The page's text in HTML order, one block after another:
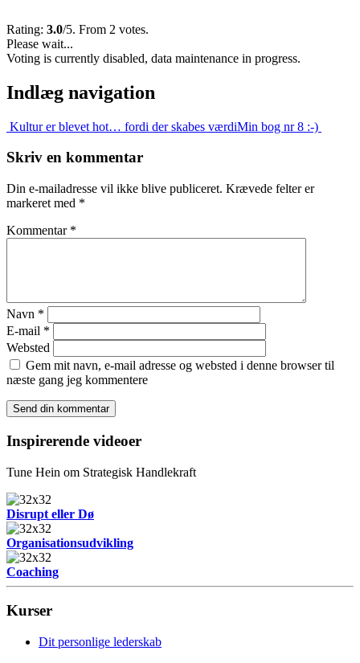
Rating: 3.0/5. From 2 votes.
Please wait...
Voting is currently disabled, data maintenance in progress.
Indlæg navigation
Kultur er blevet hot… fordi der skabes værdiMin bog nr 8 :-)
Skriv en kommentar
Din e-mailadresse vil ikke blive publiceret. Krævede felter er
markeret med *
Kommentar *
Navn *
E-mail *
Websted
Gem mit navn, e-mail adresse og websted i denne browser til
næste gang jeg kommentere
Inspirerende videoer
Tune Hein om Strategisk Handlekraft
Disrupt eller Dø
Organisationsudvikling
Coaching
Kurser
Dit personlige lederskab